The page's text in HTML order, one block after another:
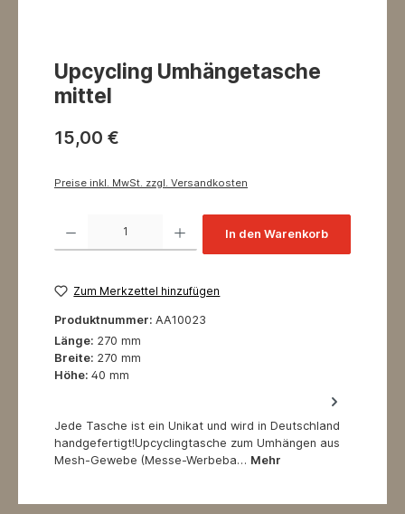
Upcycling Umhängetasche
mittel
15,00 €
Preise inkl. MwSt. zzgl. Versandkosten
In den Warenkorb
Zum Merkzettel hinzufügen
Produktnummer: AA10023
Länge: 270 mm
Breite: 270 mm
Höhe: 40 mm
Jede Tasche ist ein Unikat und wird in Deutschland
handgefertigt!Upcyclingtasche zum Umhängen aus
Mesh-Gewebe (Messe-Werbeba… Mehr